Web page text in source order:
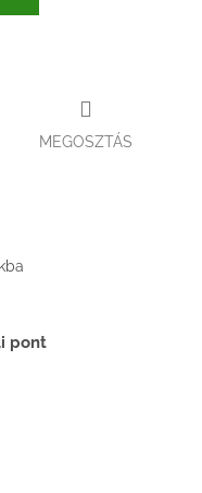
MEGOSZTÁS
pont